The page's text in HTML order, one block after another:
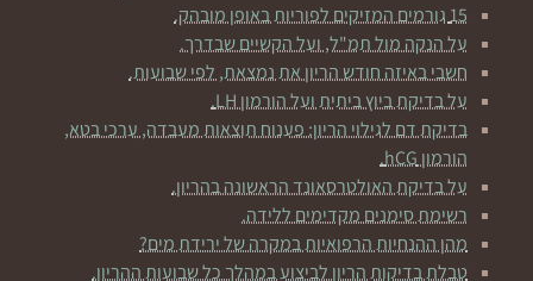
15 גורמים המזיקים לפוריות באופן מובהק.
על הנקה מול תמ"ל, ועל הקשיים שבדרך.
חשבי באיזה חודש הריון את נמצאת, לפי שבועות.
על בדיקת ביוץ ביתית ועל הורמון LH.
בדיקת דם לגילוי הריון: פענוח תוצאות מעבדה, ערכי בטא,
הורמון hCG.
על בדיקת האולטרסאונד הראשונה בהריון.
רשימת סימנים מקדימים ללידה.
מהן ההנחיות הרפואיות במקרה של ירידת מים?
טבלת בדיקות הריון לביצוע במהלך כל שבועות ההריון.